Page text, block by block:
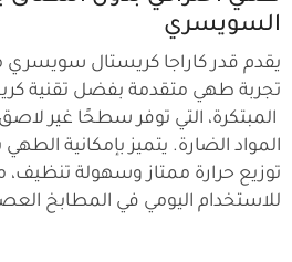
السويسري
تجربة طهي متقدمة بفضل تقنية
المبتكرة، التي توفر سطحًا غير
المواد الضارة. يتميز بإمكانية
توزيع حرارة ممتاز وسهولة تنظيف،
للاستخدام اليومي في المطابخ